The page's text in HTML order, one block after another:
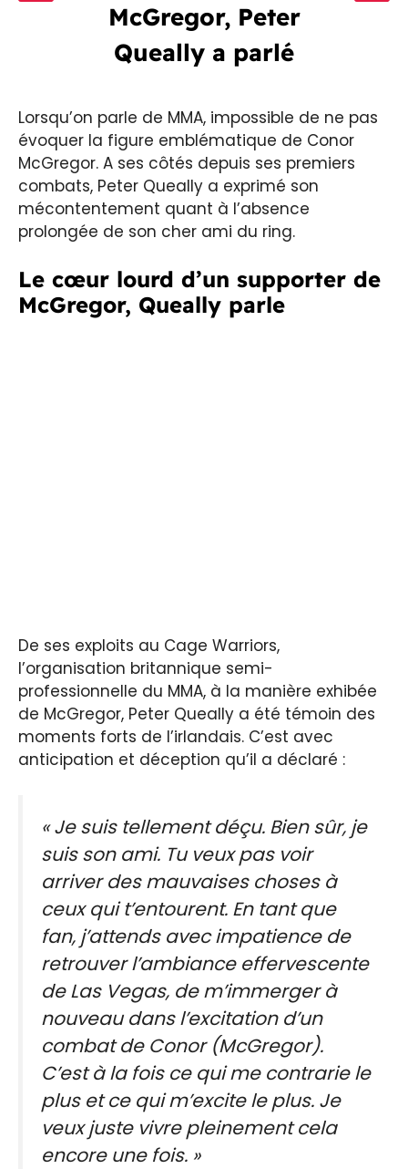
McGregor, Peter
Queally a parlé
Lorsqu’on parle de MMA, impossible de ne pas
évoquer la figure emblématique de Conor
McGregor. A ses côtés depuis ses premiers
combats, Peter Queally a exprimé son
mécontentement quant à l’absence
prolongée de son cher ami du ring.
Le cœur lourd d’un supporter de
McGregor, Queally parle
De ses exploits au Cage Warriors,
l’organisation britannique semi-
professionnelle du MMA, à la manière exhibée
de McGregor, Peter Queally a été témoin des
moments forts de l’irlandais. C’est avec
anticipation et déception qu’il a déclaré :
« Je suis tellement déçu. Bien sûr, je
suis son ami. Tu veux pas voir
arriver des mauvaises choses à
ceux qui t’entourent. En tant que
fan, j’attends avec impatience de
retrouver l’ambiance effervescente
de Las Vegas, de m’immerger à
nouveau dans l’excitation d’un
combat de Conor (McGregor).
C’est à la fois ce qui me contrarie le
plus et ce qui m’excite le plus. Je
veux juste vivre pleinement cela
encore une fois. »